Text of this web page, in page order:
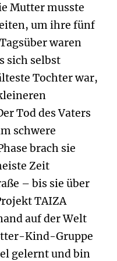
Mutter musste
um ihre fünf
waren
sich selbst
Tochter war,
Tod des Vaters
schwere
brach sie
Zeit
– bis sie über
TAIZA
auf der Welt
Kind-Gruppe
gelernt und bin